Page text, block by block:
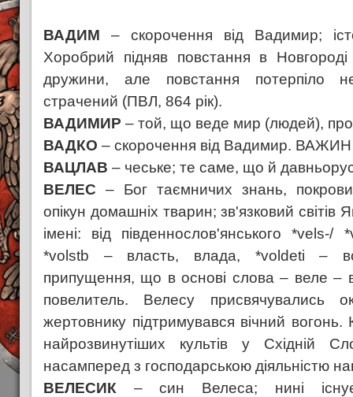
ВАДИМ – скорочення від Вадимир;
Хоробрий підняв повстання в
дружини, але повстання потерпіло
страчений (ПВЛ, 864 рік).
ВАДИМИР – той, що веде мир (людей),
ВАДКО – скорочення від Вадимир.
ВАЦЛАВ – чеське; те саме, що й
ВЕЛЕС – Бог таємничих знань,
опікун домашніх тварин; зв'язковий
імені: від південнослов'янського
*volstb – власть, влада, *voldeti –
припущення, що в основі слова – веле –
повелитель. Велесу присвячувались
жертовнику підтримувався вічний
найрозвинутіших культів у Східній
насамперед з господарською діяльністю
ВЕЛЕСИК – син Велеса; нині